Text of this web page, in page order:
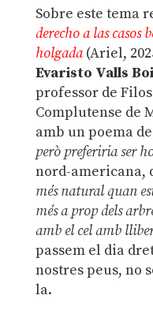
Sobre este tema
derecho a las casos
holgada(Ariel,
Evaristo Valls
professor de
Complutense de
amb un poema de
però preferiria ser
nord-americana,
més natural quan
més a prop dels
amb el cel amb
passem el dia
nostres peus, no
la.